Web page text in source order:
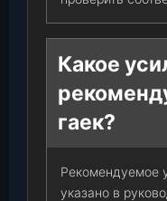
Какое
гаек?
Рекомендуемое
указано в